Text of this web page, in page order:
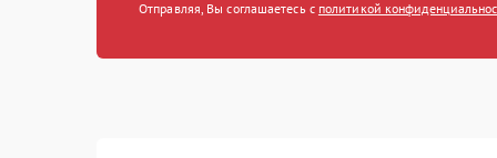
Отправляя, Вы соглашаетесь с политикой